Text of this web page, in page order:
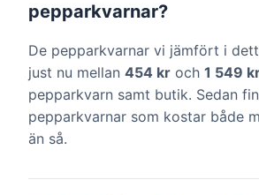
pepparkvarnar?
De pepparkvarnar vi jämfört i
just nu mellan 454 kr och 1 549
pepparkvarn samt butik. Sedan
pepparkvarnar som kostar både
än så.